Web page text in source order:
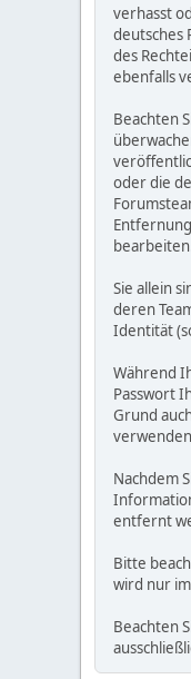
verhasst
deutsches
des
ebenfalls
Beachten
oder die
Sie allein
deren
Identität
Während
Passwort
Grund
Nachdem
entfernt
Bitte
wird nur
Beachten